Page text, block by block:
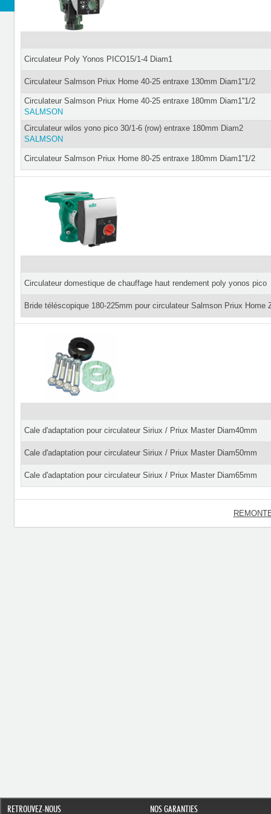
Circulateur Poly Yonos PICO15/1-4 Diam1
Circulateur Salmson Priux Home 40-25 entraxe 130mm Diam1''1/2
Circulateur Salmson Priux Home 40-25 entraxe 180mm Diam1''1/2
SALMSON
Circulateur wilos yono pico 30/1-6 (row) entraxe 180mm Diam2
SALMSON
Circulateur Salmson Priux Home 80-25 entraxe 180mm Diam1''1/2
Circulateur domestique de chauffage haut rendement poly yonos pico
Bride téléscopique 180-225mm pour circulateur Salmson Priux Home
Cale d'adaptation pour circulateur Siriux / Priux Master Diam40mm
Cale d'adaptation pour circulateur Siriux / Priux Master Diam50mm
Cale d'adaptation pour circulateur Siriux / Priux Master Diam65mm
RETROUVEZ-NOUS NOS GARANTIES